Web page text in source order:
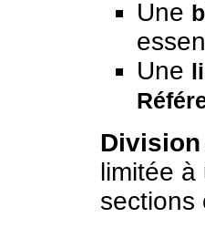
Une
Une
limitée à
sections